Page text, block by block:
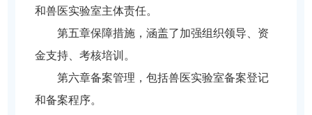
和兽医实验室主体责任。
第五章保障措施，涵盖了加强组织领导、资
金支持、考核培训。
第六章备案管理，包括兽医实验室备案登记
和备案程序。